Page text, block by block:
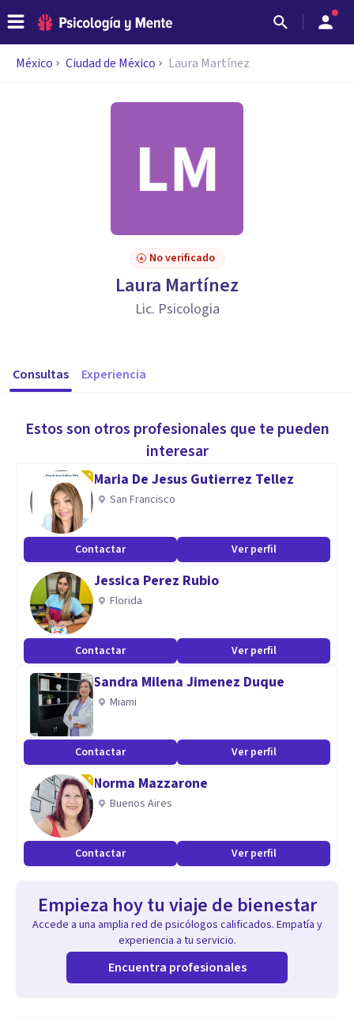
México Ciudad de México Laura Martínez
No verificado
Laura Martínez
Lic. Psicologia
Consultas Experiencia
Estos son otros profesionales que te pueden
interesar
Maria De Jesus Gutierrez Tellez
San Francisco
Contactar Ver perfil
Jessica Perez Rubio
Florida
Contactar Ver perfil
Sandra Milena Jimenez Duque
Miami
Contactar Ver perfil
Norma Mazzarone
Buenos Aires
Contactar Ver perfil
Empieza hoy tu viaje de bienestar
Accede a una amplia red de psicólogos calificados. Empatía y
experiencia a tu servicio.
Encuentra profesionales